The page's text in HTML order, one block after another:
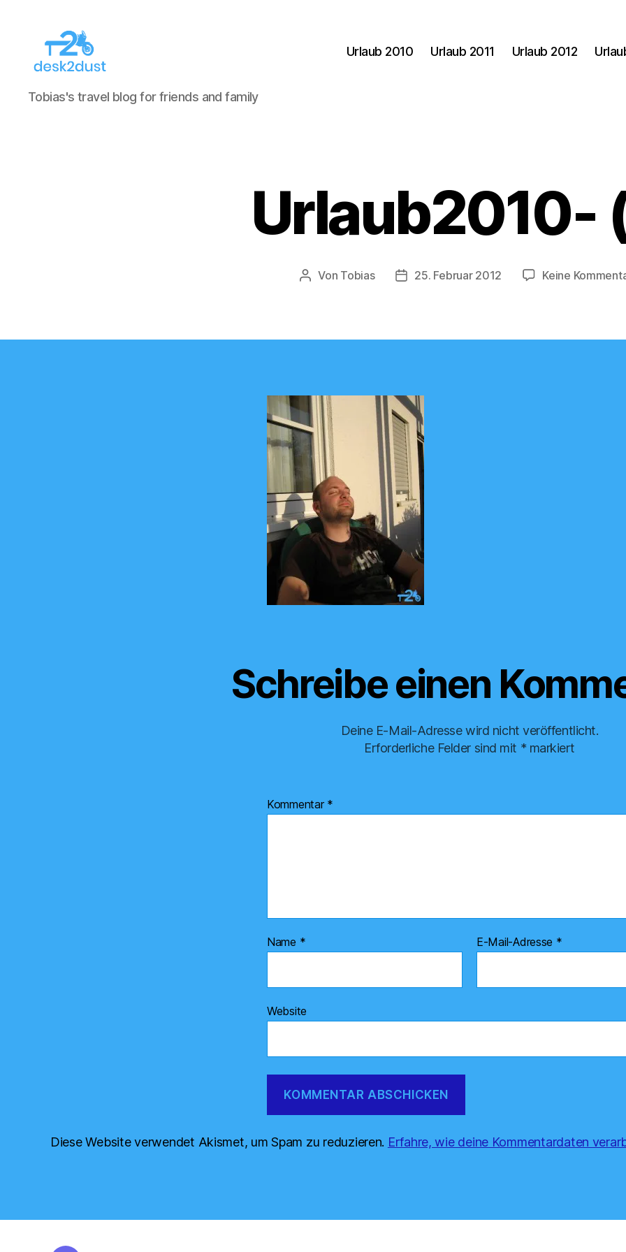
desk2dust
Tobias's travel blog for friends and family
Urlaub 2010 Urlaub 2011 Urlaub 2012
Urlaub2010-
Beitragsautor
Von Tobias Veröffentlichungsdatum
25. Februar 2012 Keine
Schreibe einen
Deine E-Mail-Adresse wird nicht veröffentlicht.
Erforderliche Felder sind mit *markiert
Kommentar *
Name * E-Mail-Adresse *
Website
Diese Website verwendet Akismet, um Spam zu reduzieren. Erfahre, wie deine Kommentardaten